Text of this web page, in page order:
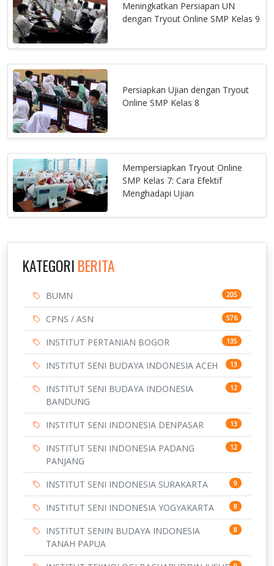
Meningkatkan Persiapan UN
dengan Tryout Online SMP Kelas 9
Persiapkan Ujian dengan Tryout
Online SMP Kelas 8
Mempersiapkan Tryout Online
SMP Kelas 7: Cara Efektif
Menghadapi Ujian
KATEGORI BERITA
BUMN 205
CPNS / ASN 576
INSTITUT PERTANIAN BOGOR 135
INSTITUT SENI BUDAYA INDONESIA ACEH 13
INSTITUT SENI BUDAYA INDONESIA
BANDUNG
12
INSTITUT SENI INDONESIA DENPASAR 13
INSTITUT SENI INDONESIA PADANG
PANJANG
12
INSTITUT SENI INDONESIA SURAKARTA 9
INSTITUT SENI INDONESIA YOGYAKARTA 8
INSTITUT SENIN BUDAYA INDONESIA
TANAH PAPUA
8